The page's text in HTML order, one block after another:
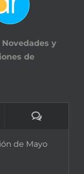
y
de
de Mayo